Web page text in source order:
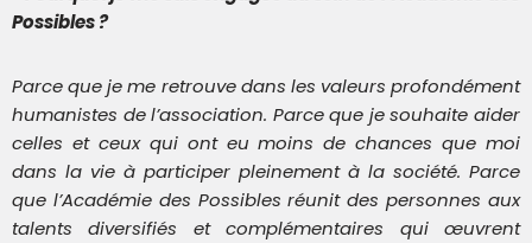
Possibles ?
Parce que je me retrouve dans les valeurs profondément
humanistes de l’association. Parce que je souhaite aider
celles et ceux qui ont eu moins de chances que moi
dans la vie à participer pleinement à la société. Parce
que l’Académie des Possibles réunit des personnes aux
talents diversifiés et complémentaires qui œuvrent